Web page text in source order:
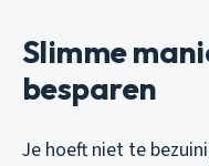
Slimme
besparen
Je hoeft niet te